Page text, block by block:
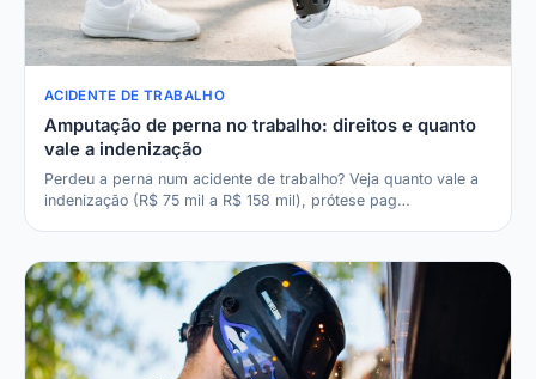
ACIDENTE DE TRABALHO
Amputação de perna no trabalho: direitos e quanto
vale a indenização
Perdeu a perna num acidente de trabalho? Veja quanto vale a
indenização (R$ 75 mil a R$ 158 mil), prótese pag…